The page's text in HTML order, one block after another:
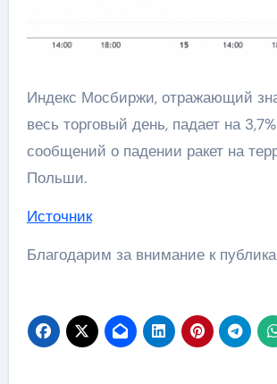
Индекс Мосбиржи, отражающий
весь торговый день, падает на
сообщений о падении ракет на
Польши.
Источник
Благодарим за внимание к